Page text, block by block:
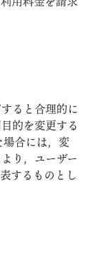
ると合理的に
的を変更する
合には，変
り，ユーザー
するものとし